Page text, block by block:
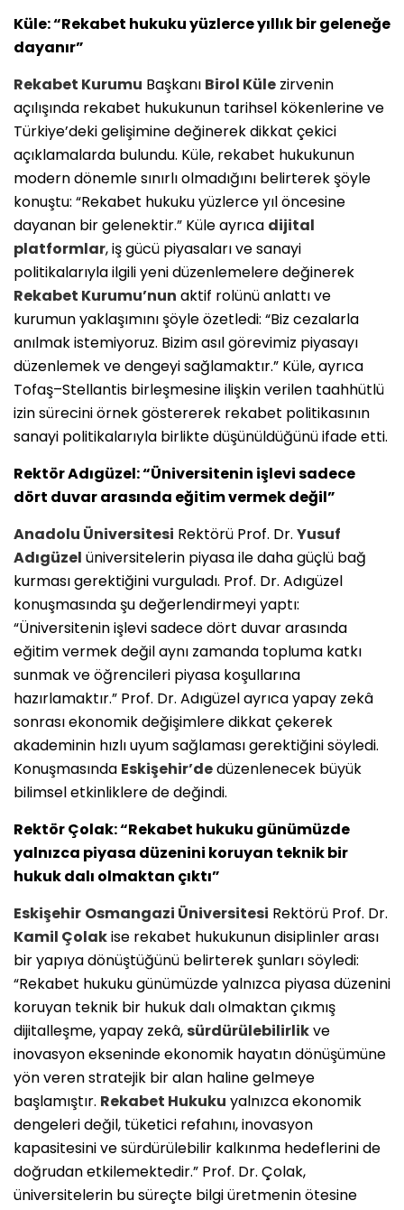
Küle: “Rekabet hukuku yüzlerce yıllık bir geleneğe
dayanır”
Rekabet Kurumu Başkanı Birol Küle zirvenin
açılışında rekabet hukukunun tarihsel kökenlerine ve
Türkiye’deki gelişimine değinerek dikkat çekici
açıklamalarda bulundu. Küle, rekabet hukukunun
modern dönemle sınırlı olmadığını belirterek şöyle
konuştu: “Rekabet hukuku yüzlerce yıl öncesine
dayanan bir gelenektir.” Küle ayrıca dijital
platformlar, iş gücü piyasaları ve sanayi
politikalarıyla ilgili yeni düzenlemelere değinerek
Rekabet Kurumu’nun aktif rolünü anlattı ve
kurumun yaklaşımını şöyle özetledi: “Biz cezalarla
anılmak istemiyoruz. Bizim asıl görevimiz piyasayı
düzenlemek ve dengeyi sağlamaktır.” Küle, ayrıca
Tofaş–Stellantis birleşmesine ilişkin verilen taahhütlü
izin sürecini örnek göstererek rekabet politikasının
sanayi politikalarıyla birlikte düşünüldüğünü ifade etti.
Rektör Adıgüzel: “Üniversitenin işlevi sadece
dört duvar arasında eğitim vermek değil”
Anadolu Üniversitesi Rektörü Prof. Dr. Yusuf
Adıgüzel üniversitelerin piyasa ile daha güçlü bağ
kurması gerektiğini vurguladı. Prof. Dr. Adıgüzel
konuşmasında şu değerlendirmeyi yaptı:
“Üniversitenin işlevi sadece dört duvar arasında
eğitim vermek değil aynı zamanda topluma katkı
sunmak ve öğrencileri piyasa koşullarına
hazırlamaktır.” Prof. Dr. Adıgüzel ayrıca yapay zekâ
sonrası ekonomik değişimlere dikkat çekerek
akademinin hızlı uyum sağlaması gerektiğini söyledi.
Konuşmasında Eskişehir’dedüzenlenecek büyük
bilimsel etkinliklere de değindi.
Rektör Çolak: “Rekabet hukuku günümüzde
yalnızca piyasa düzenini koruyan teknik bir
hukuk dalı olmaktan çıktı”
Eskişehir Osmangazi Üniversitesi Rektörü Prof. Dr.
Kamil Çolakise rekabet hukukunun disiplinler arası
bir yapıya dönüştüğünü belirterek şunları söyledi:
“Rekabet hukuku günümüzde yalnızca piyasa düzenini
koruyan teknik bir hukuk dalı olmaktan çıkmış
dijitalleşme, yapay zekâ,sürdürülebilirlikve
inovasyon ekseninde ekonomik hayatın dönüşümüne
yön veren stratejik bir alan haline gelmeye
başlamıştır. Rekabet Hukuku yalnızca ekonomik
dengeleri değil, tüketici refahını, inovasyon
kapasitesini ve sürdürülebilir kalkınma hedeflerini de
doğrudan etkilemektedir.” Prof. Dr. Çolak,
üniversitelerin bu süreçte bilgi üretmenin ötesine